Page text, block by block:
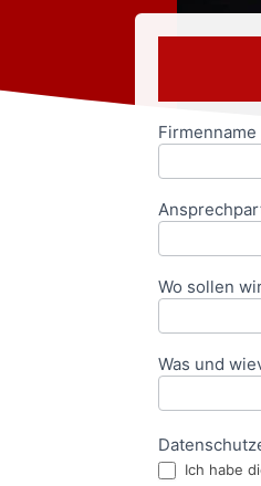
Firmenname
Wo sollen
Was und
Ich habe